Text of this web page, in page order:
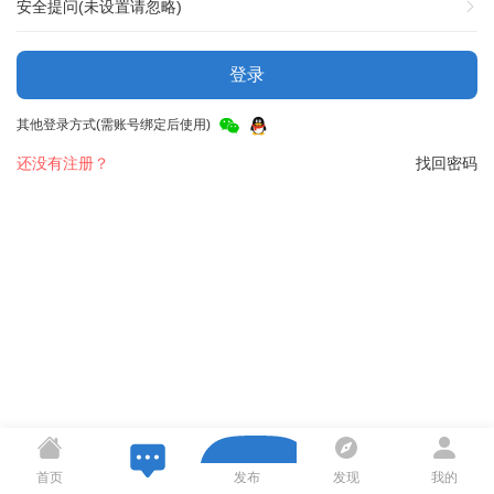
安全提问(未设置请忽略)
登录
其他登录方式(需账号绑定后使用)
找回密码
还没有注册？
首页 发布 发现 我的